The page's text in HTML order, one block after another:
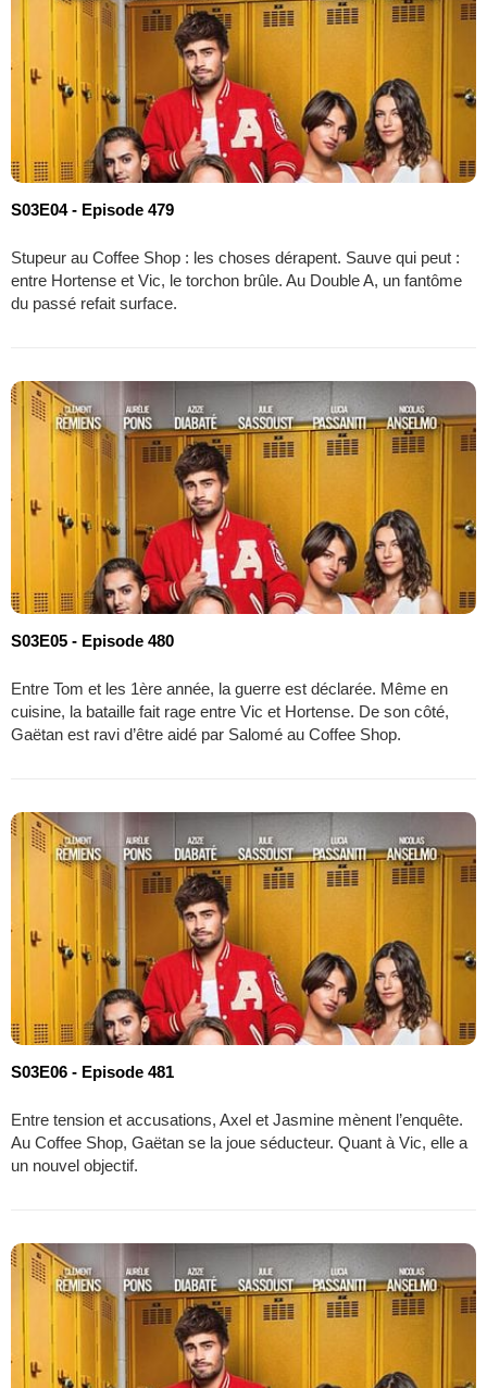
S03E04 - Episode 479
Stupeur au Coffee Shop : les choses dérapent. Sauve qui peut :
entre Hortense et Vic, le torchon brûle. Au Double A, un fantôme
du passé refait surface.
S03E05 - Episode 480
Entre Tom et les 1ère année, la guerre est déclarée. Même en
cuisine, la bataille fait rage entre Vic et Hortense. De son côté,
Gaëtan est ravi d’être aidé par Salomé au Coffee Shop.
S03E06 - Episode 481
Entre tension et accusations, Axel et Jasmine mènent l’enquête.
Au Coffee Shop, Gaëtan se la joue séducteur. Quant à Vic, elle a
un nouvel objectif.